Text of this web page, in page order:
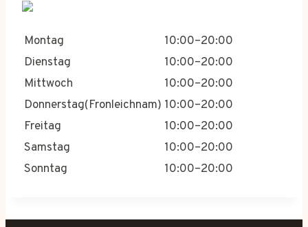
Montag
10:00–20:00
Dienstag
10:00–20:00
Mittwoch
10:00–20:00
Donnerstag(Fronleichnam) 10:00–20:00
Freitag
10:00–20:00
Samstag
10:00–20:00
Sonntag
10:00–20:00